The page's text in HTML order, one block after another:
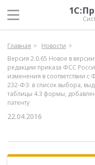
Главная
Новости
Версия 2.0.65 Новое в
редакции приказа ФСС
изменения в соответствии
232-ФЗ: в список выбора,
таблицы 4.3 формы,
патенту
22.04.2016